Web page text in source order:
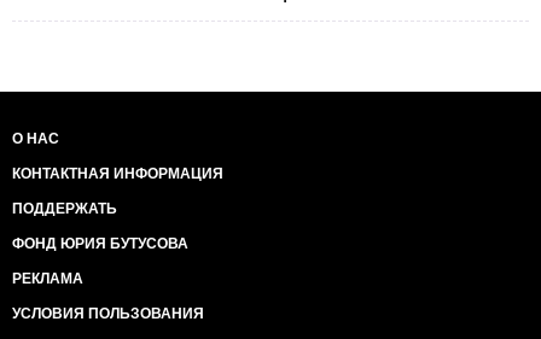
О НАС
КОНТАКТНАЯ ИНФОРМАЦИЯ
ПОДДЕРЖАТЬ
ФОНД ЮРИЯ БУТУСОВА
РЕКЛАМА
УСЛОВИЯ ПОЛЬЗОВАНИЯ